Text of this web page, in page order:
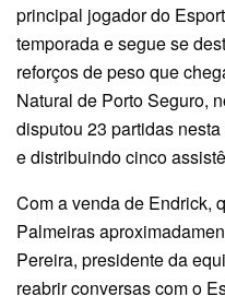
principal jogador do
temporada e segue se
reforços de peso que
Natural de Porto Seguro,
disputou 23 partidas
e distribuindo cinco
Com a venda de Endrick,
Palmeiras
Pereira, presidente da
reabrir conversas com o